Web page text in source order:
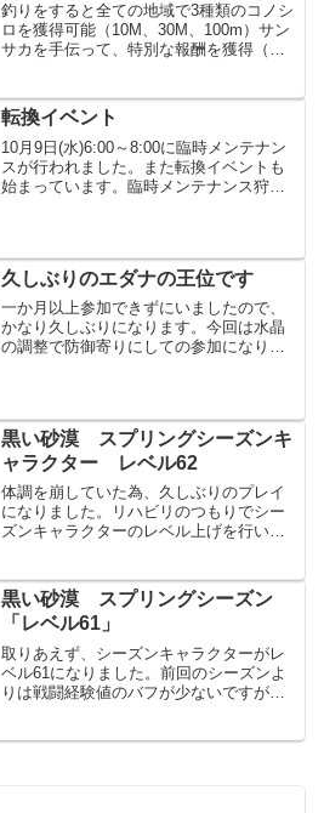
釣りをすると全ての地域で3種類のコノシ
ロを獲得可能（10M、30M、100m）サン
サカを手伝って、特別な報酬を獲得（家
まり釣り時間が長く取れなかったせい
か、結果は散々な...
転換イベント
10月9日(水)6:00～8:00に臨時メンテナン
スが行われました。また転換イベントも
始まっています。臨時メンテナンス狩場
れますが、...
久しぶりのエダナの王位です
一か月以上参加できずにいましたので、
かなり久しぶりになります。今回は水晶
の調整で防御寄りにしての参加になりま
人で殴られて倒されてしま...
黒い砂漠 スプリングシーズンキ
ャラクター レベル62
体調を崩していた為、久しぶりのプレイ
になりました。リハビリのつもりでシー
ズンキャラクターのレベル上げを行い、
プのバフが控えめで、多少苦労しまし
た。釣り放置でも戦闘経験...
黒い砂漠 スプリングシーズン
「レベル61」
取りあえず、シーズンキャラクターがレ
ベル61になりました。前回のシーズンよ
りは戦闘経験値のバフが少ないですが、